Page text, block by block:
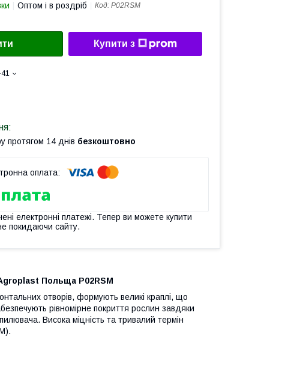
Оптом і в роздріб Код: P02RSM
Купити з
протягом 14 днів безкоштовно
електронні платежі. Тепер ви можете купити
покидаючи сайту.
Польща P02RSM
отворів, формують великі краплі, що
рівномірне покриття рослин завдяки
Висока міцність та тривалий термін